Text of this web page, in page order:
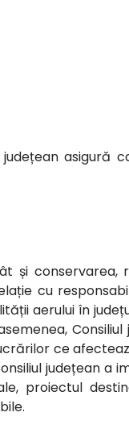
asigură
și conservarea,
cu
aerului în
Consiliul
ce
județean a
proiectul